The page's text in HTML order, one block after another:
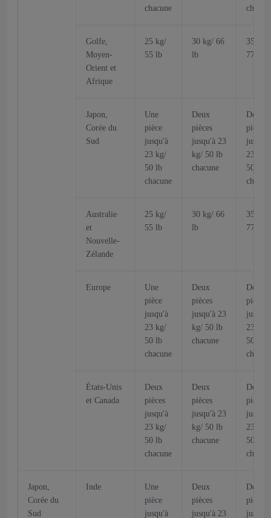
chacune
Golfe,
Moyen-
Orient et
Afrique
25 kg/
55 lb
30 kg/ 66
lb
35 kg/
77 lb
Japon,
Corée du
Sud
Une
pièce
jusqu'à
23 kg/
50 lb
chacune
Deux
pièces
jusqu'à 23
kg/ 50 lb
chacune
Deux
pièces
jusqu'à
23 kg/
50 lb
Australie
et
Nouvelle-
Zélande
25 kg/
55 lb
30 kg/ 66
lb
35 kg/
77 lb
Europe
Une
pièce
jusqu'à
23 kg/
50 lb
chacune
Deux
pièces
jusqu'à 23
kg/ 50 lb
chacune
Deux
pièces
jusqu'à
23 kg/
50 lb
États-Unis
et Canada
Deux
pièces
jusqu'à
23 kg/
50 lb
chacune
Deux
pièces
jusqu'à 23
kg/ 50 lb
chacune
Deux
pièces
jusqu'à
23 kg/
50 lb
Japon,
Corée du
Sud
Inde
Une
pièce
jusqu'à
Deux
pièces
jusqu'à 23
Deux
pièces
jusqu'à